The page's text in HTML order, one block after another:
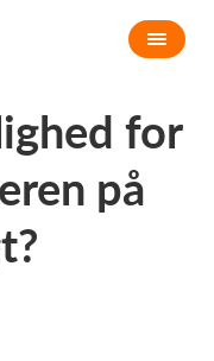
for
på